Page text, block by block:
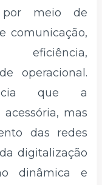
por meio de
comunicação,
eficiência,
operacional.
que a
mas
das redes
digitalização
dinâmica e